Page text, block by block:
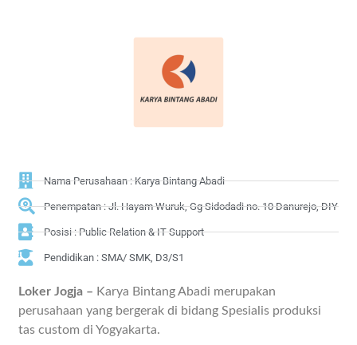
Nama Perusahaan : Karya Bintang Abadi
Penempatan : Jl. Hayam Wuruk, Gg Sidodadi no. 10 Danurejo, DIY
Posisi : Public Relation & IT Support
Pendidikan : SMA/ SMK, D3/S1
Loker Jogja – Karya Bintang Abadi merupakan
perusahaan yang bergerak di bidang Spesialis produksi
tas custom di Yogyakarta.